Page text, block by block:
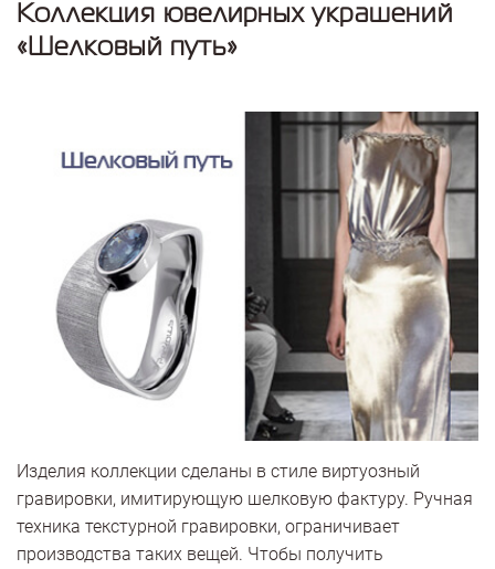
Коллекция ювелирных украшений
«Шелковый путь»
Изделия коллекции сделаны в стиле виртуозный
гравировки, имитирующую шелковую фактуру. Ручная
техника текстурной гравировки, ограничивает
производства таких вещей. Чтобы получить